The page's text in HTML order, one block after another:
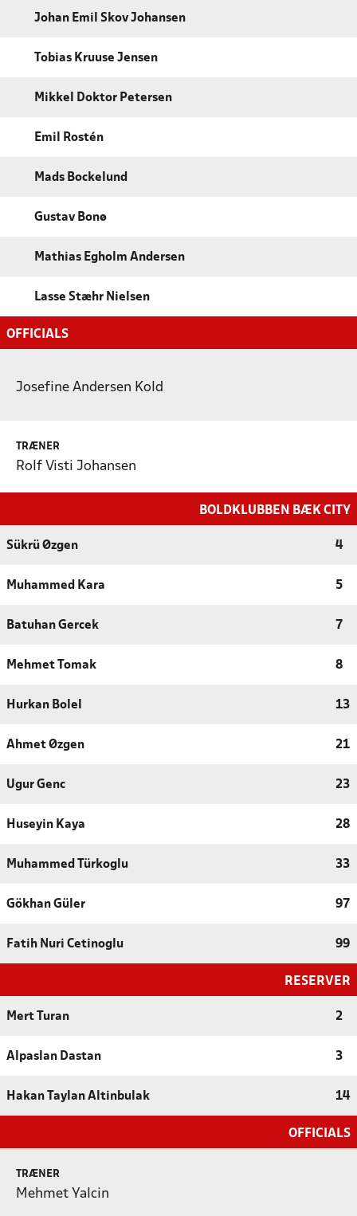
Johan Emil Skov Johansen
Tobias Kruuse Jensen
Mikkel Doktor Petersen
Emil Rostén
Mads Bockelund
Gustav Bonø
Mathias Egholm Andersen
Lasse Stæhr Nielsen
OFFICIALS
Josefine Andersen Kold
TRÆNER
Rolf Visti Johansen
BOLDKLUBBEN BÆK CITY
Sükrü Øzgen 4
Muhammed Kara 5
Batuhan Gercek 7
Mehmet Tomak 8
Hurkan Bolel 13
Ahmet Øzgen 21
Ugur Genc 23
Huseyin Kaya 28
Muhammed Türkoglu 33
Gökhan Güler 97
Fatih Nuri Cetinoglu 99
RESERVER
Mert Turan 2
Alpaslan Dastan 3
Hakan Taylan Altinbulak 14
OFFICIALS
TRÆNER
Mehmet Yalcin